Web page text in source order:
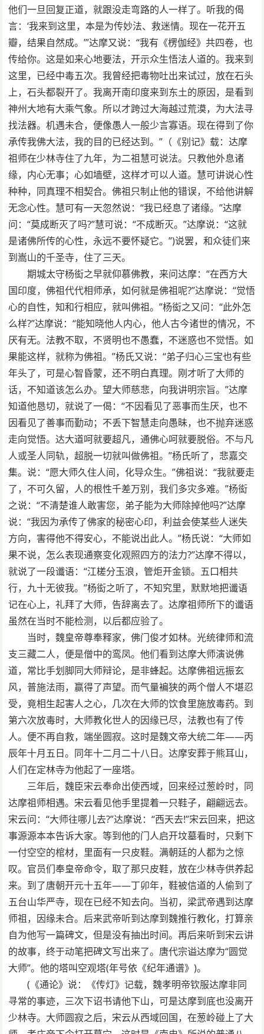
他们一旦回复正道，就跟没走弯路的人一样了。听我的偈
言：‘我来到这里，本是为传妙法、救迷情。现在一花开五
瓣，结果自然成。’”达摩又说：“我有《楞伽经》共四卷，也
传给你。这是如来心地要法，开示众生悟法人道的。我来到
这里，已经中毒五次。我曾经把毒物吐出来试过，放在石头
上，石头都裂开了。我离开南印度来到东土的原因，是看到
神州大地有大乘气象。所以才跨过大海越过荒漠，为大法寻
找法器。机遇未合，便像愚人一般少言寡语。现在得到了你
承传我佛大法，我的目的已经达到。”（《别记》载：达摩
祖师在少林寺住了九年，为二祖慧可说法。只教他外息诸
缘，内心无事；心如墙壁，这样才可以人道。慧可讲说心性
种种，同真理不相契合。佛祖只制止他的错误，不给他讲解
无念心性。慧可有一天忽然说：“我已经息了诸缘。”达摩
问：“莫成断灭了吗?”慧可说：“不成断灭。”达摩说：“这就
是诸佛所传的心性，永远不要怀疑它。”)说罢，和众徒们来
到嵩山的千圣寺，住了三天。
期城太守杨衒之早就仰慕佛教，来问达摩：“在西方大
国印度，佛祖代代相师承，如何就是佛祖呢?”达摩说：“觉悟
心的自性，知和行相应，就叫佛祖。”杨衒之又问：“此外怎
么样?”达摩说：“能知晓他人内心，他人古今诸世的情况，不
厌有无。法教不取，不贤明也不愚蠢，不迷惑也不觉悟。如
果能这样，就称为佛祖。”杨氏又说：“弟子归心三宝也有些
年头了，可是心智昏蒙，还不明白真理。刚才听了大师的
话，不知道该怎么办。望大师慈悲，向我讲明宗旨。”达摩
知道他恳切，就说了一偈：“不因看见了恶事而生厌，也不
因看见了善事而勤动；不丢下智慧走向愚昧，也不抛弃迷惑
走向觉悟。达大道呵就要超凡，通佛心呵就要脱俗。不与凡
人或圣人同轨，超脱一切就叫做佛祖。”杨氏听了，悲嘉交
集。说：“愿大师久住人间，化导众生。”佛祖说：“我就要走
了，不可久留，人的根性千差万别，我们多灾多难。”杨衒
之说：“不清楚谁人敢害您，弟子能为大师除掉他吗?”达摩
说：“我因为承传了佛家的秘密心印，利益会使某些人迷失
方向，害得他不得安心，不能说出此人。”杨氏说：“大师如
果不说，怎么表现通察变化观照四方的法力?”达摩不得以，
就说了一段谶语：“江槎分玉浪，管炬开金锁。五口相共
行，九十无彼我。”杨衒之听了，不知究里，默默地把谶语
记在心上，礼拜了大师，告辞离去了。达摩祖师所下的谶语
虽然在当时不能检测，以后都应验了。
当时，魏皇帝尊奉释家，佛门俊才如林。光统律师和流
支三藏二人，便是僧中的鸾凤。他们看到达摩大师演说佛
道，常比手划脚同大师辩论，是非蜂起。达摩佛祖远振玄
风，普施法雨，赢得了声望。而气量褊狭的两个僧人不堪忍
受，竟相生起害人之心，几次在大师的饮食里施放毒药。到
第六次放毒时，大师教化世人的因缘已尽，法教也有了传
人。便不再自救，端坐圆寂。这时是魏文帝大统二年——丙
辰年十月五日。同年十二月二十八日。达摩安葬于熊耳山，
人们在定林寺为他起了一座塔。
三年后，魏臣宋云奉命出使西域，回来经过葱岭时，同
达摩祖师相遇。宋云看见他手里提着一只鞋子，翩翩远去。
宋云问：“大师往哪儿去?”达摩说：“西天去!”宋云回来，把这
事源源本本告诉大家。等到他的门人启开坟墓看时，只剩下
一付空空的棺材，里面有一只皮鞋。满朝廷的人都为之惊
叹。官员们奉皇帝命令，取了那只皮鞋，放在少林寺供养起
来。到了唐朝开元十五年——丁卯年，鞋被信道的人偷到了
五台山华严寺，现在已经不知去向。当初，梁武帝遇到达摩
师祖，因缘未合。后来武帝听到达摩到魏推行教化，打算亲
自为他写一篇碑文，但是没有抽出时间。再后来听到宋云讲
的故事，终于动笔把碑文写出来了。唐代宗谥达摩为“圆觉
大师”。他的塔叫空观塔(年号依《纪年通谱》)。
(《通论》说：《传灯》记载，魏孝明帝钦服达摩非同
寻常的事迹，三次下诏书请他下山，可是达摩到底也没离开
少林寺。大师圆寂之后，宋云从西域回国，在葱岭碰上了大